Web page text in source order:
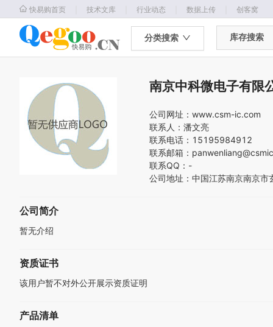
快易购首页 技术文库 行业动态 数据上传 创客窝
分类搜索 库存搜索
南京中科微电子有限
公司网址： www.csm-ic.com
联系人： 潘文亮
联系电话： 15195984912
联系邮箱：
联系QQ： -
公司地址： 中国江苏南京南京市
公司简介
暂无介绍
资质证书
该用户暂不对外公开展示资质证明
产品清单